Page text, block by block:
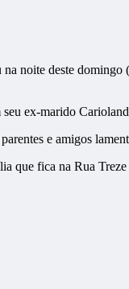
noite deste
ex-marido
e amigos
que fica na Rua